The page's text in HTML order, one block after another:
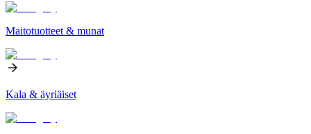
Maitotuotteet & munat
Kala & äyriäiset